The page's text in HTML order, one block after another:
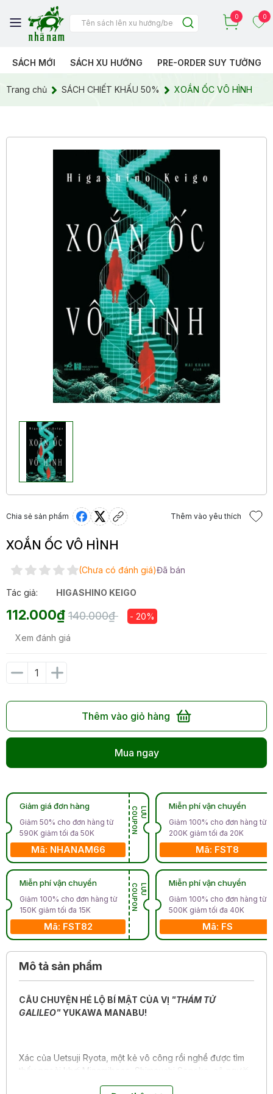
0 0
SÁCH MỚI SÁCH XU HƯỚNG PRE-ORDER SUY TƯỞNG
Trang chủ SÁCH CHIẾT KHẤU 50% XOẮN ỐC VÔ HÌNH
Chia sẻ sản phẩm Thêm vào yêu thích
XOẮN ỐC VÔ HÌNH
(Chưa có đánh giá)Đã bán
Tác giả: HIGASHINO KEIGO
112.000₫ 140.000₫ - 20%
Xem đánh giá
Thêm vào giỏ hàng
Mua ngay
Giảm giá đơn hàng
Giảm 50% cho đơn hàng từ
590K giảm tối đa 50K
Mã: NHANAM66
L
Ư
U
C
O
U
P
O
N
Miễn phí vận chuyển
Giảm 100% cho đơn hàng từ
150K giảm tối đa 15K
Mã: FST82
L
Ư
U
C
O
U
P
O
N
Miễn phí vận chuyển
Giảm 100% cho đơn hàng từ
200K giảm tối đa 20K
Mã: FST8
Miễn phí vận chuyển
Giảm 100% cho đơn hàng từ
500K giảm tối đa 40K
Mã: FS
Mô tả sản phẩm
CÂU CHUYỆN HÉ LỘ BÍ MẬT CỦA VỊ "THÁM TỬ
GALILEO"YUKAWA MANABU!
Xác của Uetsuji Ryota, một kẻ vô công rồi nghề được tìm
thấy ngoài khơi Minamiboso. Shimauchi Sonoka, cô người
yêu sống cùng Uetsuji đã bỏ trốn sau khi nộp đơn trình